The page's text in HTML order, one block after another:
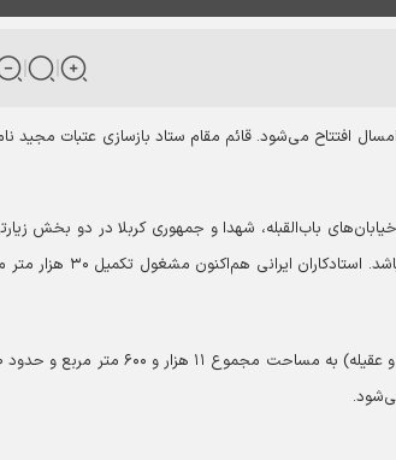
می‌شود. قائم مقام ستاد بازسازی عتبات مجید
هکتار در محدوده خیابان‌های باب‌القبله، شهدا و جمهوری کربلا در دو بخش
غیرزیارتی آغاز شد. این طرح طوری طراحی شده که از ساختمان فعلی حرم بلندتر نباشد. استادکاران
بخش